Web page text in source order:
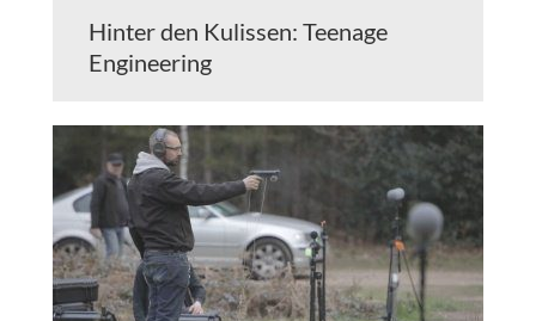
Hinter den Kulissen: Teenage
Engineering